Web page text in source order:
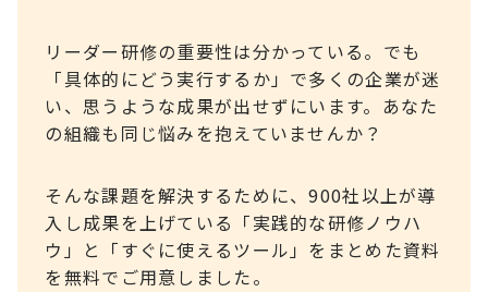
リーダー研修の重要性は分かっている。でも
「具体的にどう実行するか」で多くの企業が迷
い、思うような成果が出せずにいます。あなた
の組織も同じ悩みを抱えていませんか？
そんな課題を解決するために、900社以上が導
入し成果を上げている「実践的な研修ノウハ
ウ」と「すぐに使えるツール」をまとめた資料
を無料でご用意しました。